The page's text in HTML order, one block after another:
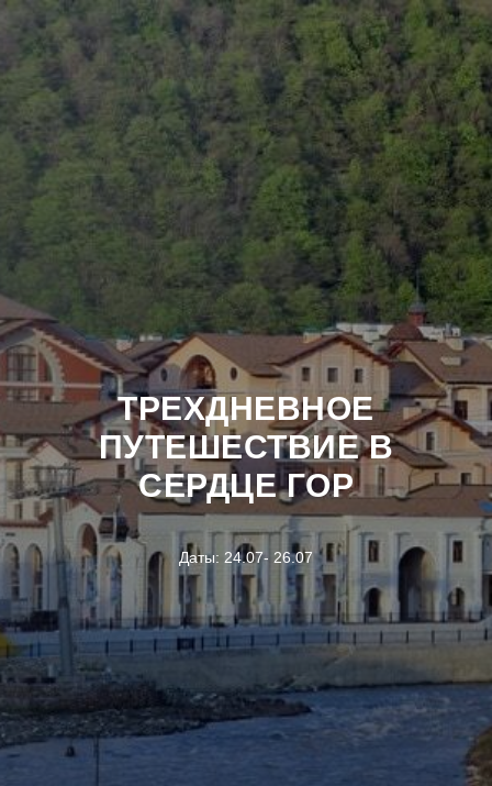
ТРЕХДНЕВНОЕ
ПУТЕШЕСТВИЕ В
СЕРДЦЕ ГОР
Даты: 24.07- 26.07